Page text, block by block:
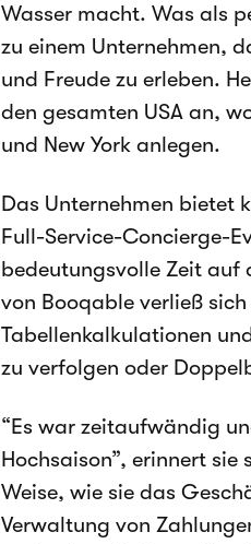
Wasser macht. Was als
zu einem Unternehmen,
und Freude zu erleben.
den gesamten USA an,
und New York anlegen.
Das Unternehmen bietet
Full-Service-Concierge-
bedeutungsvolle Zeit auf
von Booqable verließ
Tabellenkalkulationen
zu verfolgen oder
“Es war zeitaufwändig
Hochsaison”, erinnert
Weise, wie sie das
Verwaltung von